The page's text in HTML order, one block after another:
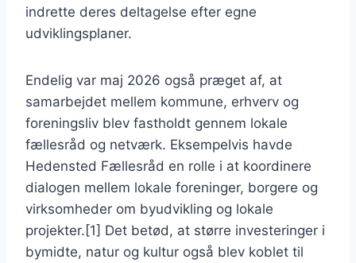
indrette deres deltagelse efter egne
udviklingsplaner.
Endelig var maj 2026 også præget af, at
samarbejdet mellem kommune, erhverv og
foreningsliv blev fastholdt gennem lokale
fællesråd og netværk. Eksempelvis havde
Hedensted Fællesråd en rolle i at koordinere
dialogen mellem lokale foreninger, borgere og
virksomheder om byudvikling og lokale
projekter.[1] Det betød, at større investeringer i
bymidte, natur og kultur også blev koblet til